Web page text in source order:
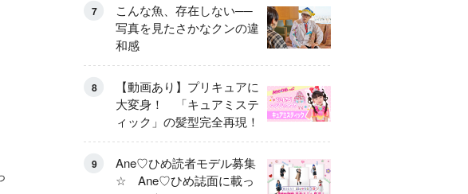
7
こんな魚、存在しない──
写真を見たさかなクンの違
和感
8
【動画あり】プリキュアに
大変身！ 「キュアミステ
ィック」の髪型完全再現！
9
Ane♡ひめ読者モデル募集
☆ Ane♡ひめ誌面に載っ